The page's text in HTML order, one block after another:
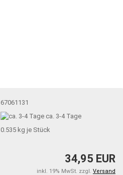
67061131
ca. 3-4 Tage
0.535 kg je Stück
34,95 EUR
inkl. 19% MwSt. zzgl. Versand